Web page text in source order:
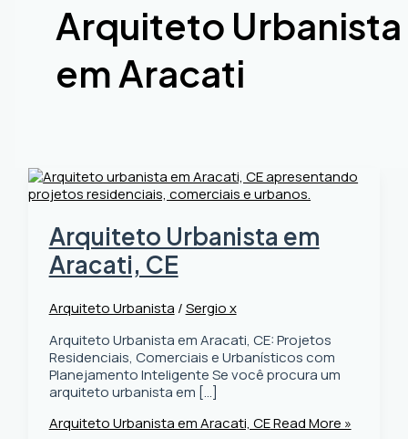
Arquiteto Urbanista
em Aracati
Arquiteto Urbanista em
Aracati, CE
Arquiteto Urbanista /Sergio x
Arquiteto Urbanista em Aracati, CE: Projetos
Residenciais, Comerciais e Urbanísticos com
Planejamento Inteligente Se você procura um
arquiteto urbanista em […]
Arquiteto Urbanista em Aracati, CERead More »